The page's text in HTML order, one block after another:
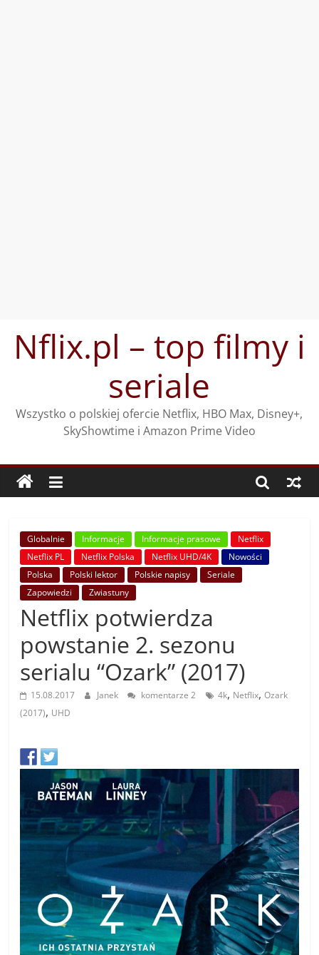
treściNflix.pl – top filmy i
seriale
Wszystko o polskiej ofercie Netflix, HBO Max, Disney+,
SkyShowtime i Amazon Prime Video
Globalnie Informacje Informacje prasowe
Netflix
Netflix PL
Netflix Polska Netflix UHD/4K
Nowości
Polska
Polski lektor Polskie napisy
Seriale
Zapowiedzi
Zwiastuny
Netflix potwierdza
powstanie 2. sezonu
serialu “Ozark” (2017)
15.08.2017 Janek komentarze 2 4k, Netflix,Ozark
(2017), UHD